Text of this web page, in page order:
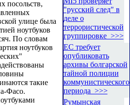
посольств,
улице была
ноутбуков
По словам
ноутбуков
такие
Фасо.
"русский след" в
деле о
террористической
группировке >>>
ЕС требует
опубликовать
архивы болгарской
тайной полиции
коммунистического
периода >>>
Румынская